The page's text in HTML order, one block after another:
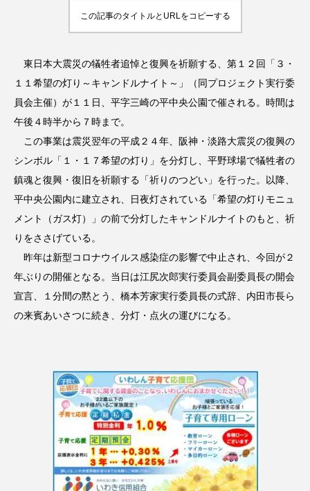
この記事のタイトルとURLをコピーする
東日本大震災の犠牲者追悼と復興を祈願する、第１２回「３・
１１希望の灯り～キャンドルナイト～」（同プロジェクト実行委
員会主催）が１１日、平字三崎の平中央公園で催される。時間は
午後４時半から７時まで。
この事業は震災翌年の平成２４年、阪神・淡路大震災の復興の
シンボル「１・１７希望の灯り」を分灯し、平野球場で犠牲者の
鎮魂と復興・復旧を祈願する「祈りのつどい」を行った。以降、
平中央公園内に建立され、日夜灯されている「希望の灯りモニュ
メント（ガス灯）」の前で分灯したキャンドルナイトのもと、祈
りをささげている。
昨年は新型コロナウイルス感染症の影響で中止され、今回が２
年ぶりの開催となる。当日は江尻次郎実行委員会副委員長の開会
宣言、１分間の黙とう、橋本芳家実行委員長の式辞、内田市長ら
の来賓あいさつに続き、分灯・点火の運びになる。